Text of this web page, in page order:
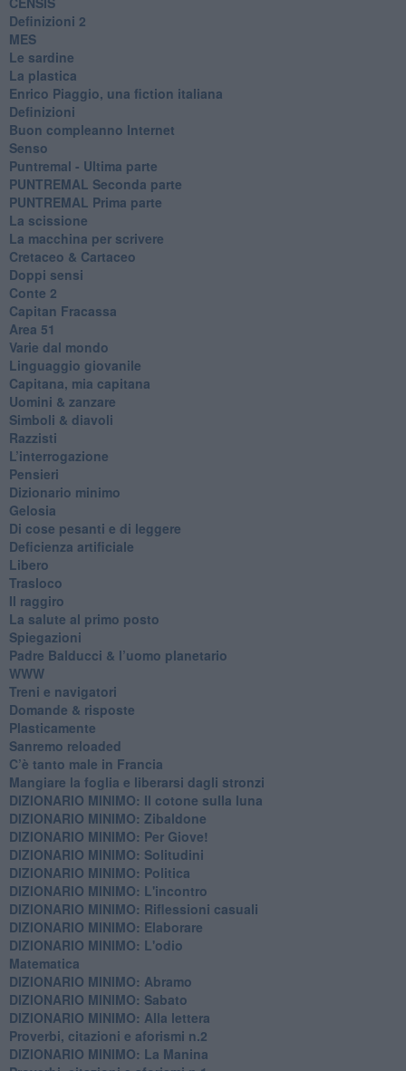
​Definizioni 2
MES
Le sardine
La plastica
​Enrico Piaggio, una fiction italiana
Definizioni
​Buon compleanno Internet
Senso
Puntremal - Ultima parte
PUNTREMAL Seconda parte
​PUNTREMAL Prima parte
La scissione
La macchina per scrivere
Cretaceo & Cartaceo
Doppi sensi
​Conte 2
​Capitan Fracassa
​Area 51
Varie dal mondo
​Linguaggio giovanile
​Capitana, mia capitana
Uomini & zanzare
​Simboli & diavoli
Razzisti
​L’interrogazione
Pensieri
​Dizionario minimo
Gelosia
Di cose pesanti e di leggere
​Deficienza artificiale
Libero
Trasloco
Il raggiro
​La salute al primo posto
Spiegazioni
Padre Balducci & l’uomo planetario
WWW
​Treni e navigatori
​Domande & risposte
​Plasticamente
Sanremo reloaded
C’è tanto male in Francia
​Mangiare la foglia e liberarsi dagli stronzi
DIZIONARIO MINIMO: Il cotone sulla luna
DIZIONARIO MINIMO: Zibaldone
DIZIONARIO MINIMO: Per Giove!
DIZIONARIO MINIMO: Solitudini
DIZIONARIO MINIMO: Politica
DIZIONARIO MINIMO: L'incontro
DIZIONARIO MINIMO: Riflessioni casuali
DIZIONARIO MINIMO: Elaborare
DIZIONARIO MINIMO: L'odio
​Matematica
DIZIONARIO MINIMO: Abramo
DIZIONARIO MINIMO: Sabato
​DIZIONARIO MINIMO: Alla lettera
Proverbi, citazioni e aforismi n.2
DIZIONARIO MINIMO: La Manina